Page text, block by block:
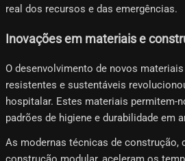
real dos recursos e das emergências.
Inovações em materiais e
O desenvolvimento de novos
resistentes e sustentáveis
hospitalar. Estes materiais permitem-
padrões de higiene e durabilidade em
As modernas técnicas de construção,